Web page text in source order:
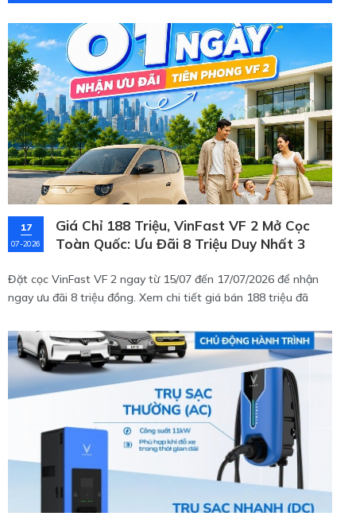
17
07-2026
Giá Chỉ 188 Triệu, VinFast VF 2 Mở Cọc
Toàn Quốc: Ưu Đãi 8 Triệu Duy Nhất 3
Đặt cọc VinFast VF 2 ngay từ 15/07 đến 17/07/2026 để nhận
ngay ưu đãi 8 triệu đồng. Xem chi tiết giá bán 188 triệu đã
mẫu xe điện mini đô thị này tại đây!